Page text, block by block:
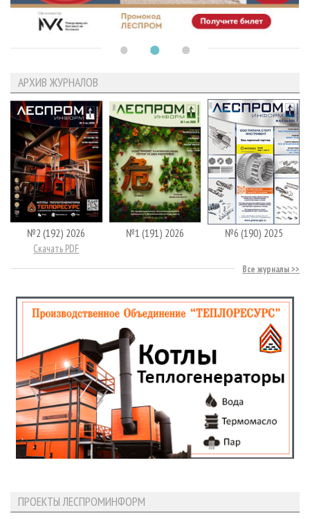
АРХИВ ЖУРНАЛОВ
№2 (192) 2026
Скачать PDF
№1 (191) 2026 №6 (190) 2025
Все журналы
ПРОЕКТЫ ЛЕСПРОМИНФОРМ